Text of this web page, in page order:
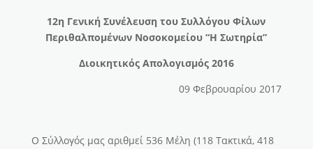
12η Γενική Συνέλευση του Συλλόγου Φίλων
Περιθαλπομένων Νοσοκομείου “Η Σωτηρία”
Διοικητικός Απολογισμός 2016
09 Φεβρουαρίου 2017
Ο Σύλλογός μας αριθμεί 536 Μέλη (118 Τακτικά, 418